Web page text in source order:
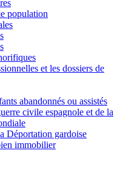
population
et les dossiers de
abandonnés ou assistés
civile espagnole et de la
Déportation gardoise
immobilier